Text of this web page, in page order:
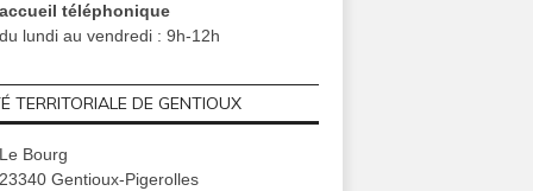
accueil téléphonique
du lundi au vendredi : 9h-12h
TERRITORIALE DE GENTIOUX
Le Bourg
23340 Gentioux-Pigerolles